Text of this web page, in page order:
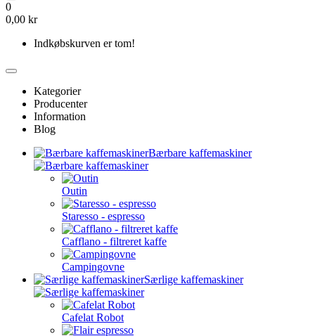
0
0,00 kr
Indkøbskurven er tom!
Kategorier
Producenter
Information
Blog
Bærbare kaffemaskiner
Outin
Staresso - espresso
Cafflano - filtreret kaffe
Campingovne
Særlige kaffemaskiner
Cafelat Robot